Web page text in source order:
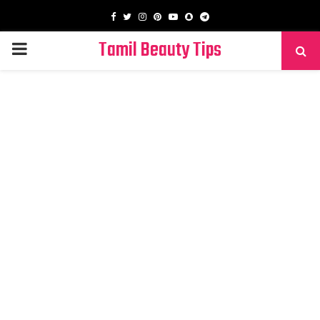
Facebook
TwitterInstagram
PinterestYoutube
SnapchatTelegram
PRIMARY
Tamil Beauty Tips